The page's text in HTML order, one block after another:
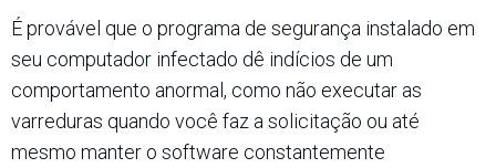
É provável que o programa de segurança instalado em
seu computador infectado dê indícios de um
comportamento anormal, como não executar as
varreduras quando você faz a solicitação ou até
mesmo manter o software constantemente